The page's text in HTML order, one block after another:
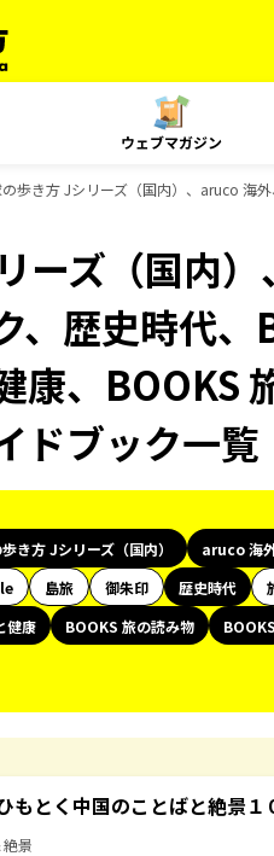
ウェブマガジン
歩き方 Jシリーズ（国内）、aruco 海
ーズ（国内
、歴史時代、
康、BOOKS
ドブック一覧
き方 Jシリーズ（国内） aruco 海
島旅 御朱印 歴史時代
健康 BOOKS 旅の読み物 BOOKS
もとく中国のことばと絶景１
景